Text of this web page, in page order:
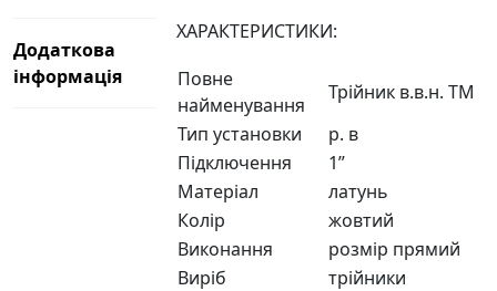
Додаткова
інформація
ХАРАКТЕРИСТИКИ:
Повне
найменування
Трійник в.в.н. ТМ
Тип установки
р. в
Підключення
1”
Матеріал
латунь
Колір
жовтий
Виконання
розмір прямий
Виріб
трійники